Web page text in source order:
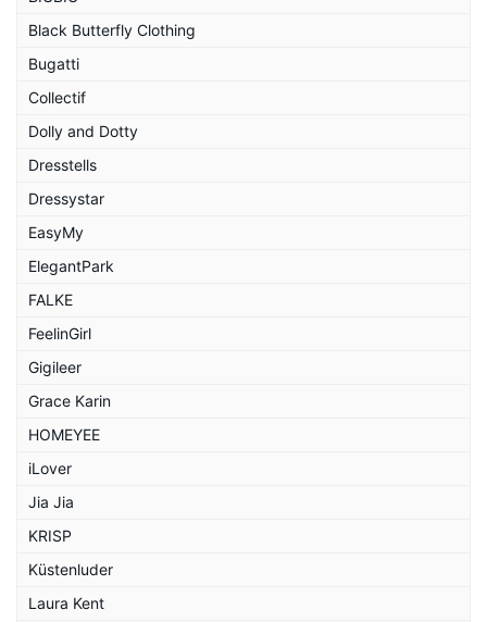
Black Butterfly Clothing
Bugatti
Collectif
Dolly and Dotty
Dresstells
Dressystar
EasyMy
ElegantPark
FALKE
FeelinGirl
Gigileer
Grace Karin
HOMEYEE
iLover
Jia Jia
KRISP
Küstenluder
Laura Kent